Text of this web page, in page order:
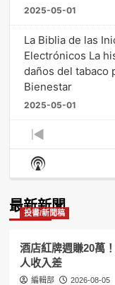
2025-05-01
La Biblia de las
Electrónicos La
daños del tabaco
Bienestar
2025-05-01
Previous
Episode
Show
Podcast
最新新聞
投書/新聞稿
酒店紅牌週賺20萬
人收入差
編輯部 2026-08-05